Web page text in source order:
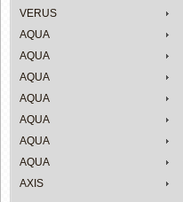
VERUS
AQUA
AQUA
AQUA
AQUA
AQUA
AQUA
AQUA
AXIS